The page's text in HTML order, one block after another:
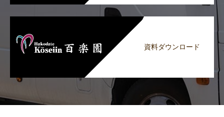
資料ダウンロード